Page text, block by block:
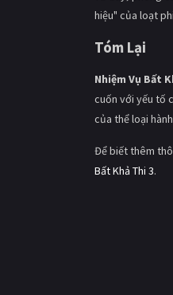
hiệu" của loạt
Tóm Lại
Nhiệm Vụ Bất
cuốn với yếu tố
của thể loại
Để biết thêm
Bất Khả Thi 3.